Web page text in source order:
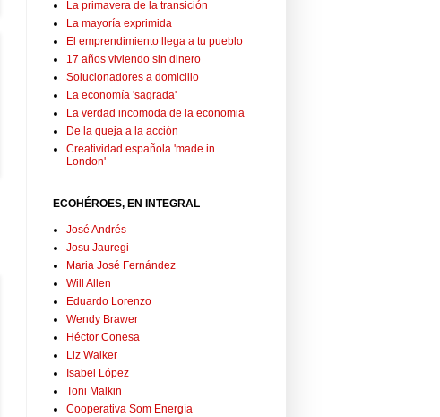
La primavera de la transición
La mayoría exprimida
El emprendimiento llega a tu pueblo
17 años viviendo sin dinero
Solucionadores a domicilio
La economía 'sagrada'
La verdad incomoda de la economia
De la queja a la acción
Creatividad española 'made in
London'
ECOHÉROES, EN INTEGRAL
José Andrés
Josu Jauregi
Maria José Fernández
Will Allen
Eduardo Lorenzo
Wendy Brawer
Héctor Conesa
Liz Walker
Isabel López
Toni Malkin
Cooperativa Som Energía